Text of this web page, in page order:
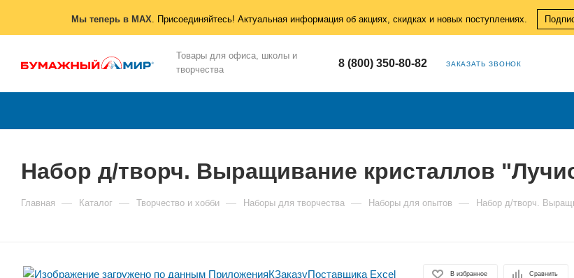
Мы теперь в MAX. Присоединяйтесь! Актуальная информация об акциях, скидках и новых поступлениях.
Товары для офиса, школы и
творчества
8 (800) 350-80-82 ЗАКАЗАТЬ ЗВОНОК
Набор д/творч. Выращивание кристаллов
Главная — Каталог — Творчество и хобби — Наборы для творчества — Наборы для опытов — Набор д/творч.
В избранное Сравнить